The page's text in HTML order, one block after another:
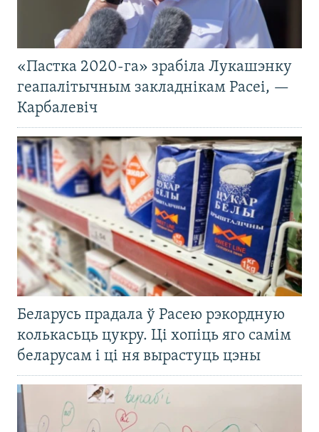
«Пастка 2020-га» зрабіла Лукашэнку
геапалітычным закладнікам Расеі, —
Карбалевіч
Беларусь прадала ў Расею рэкордную
колькасьць цукру. Ці хопіць яго самім
беларусам і ці ня вырастуць цэны